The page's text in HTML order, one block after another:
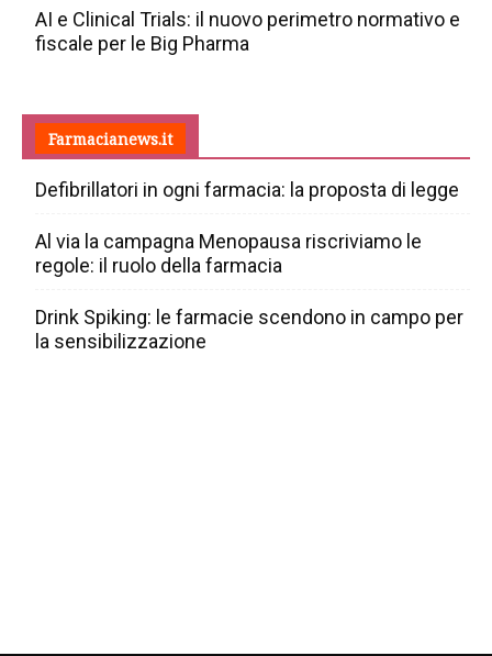
AI e Clinical Trials: il nuovo perimetro normativo e
fiscale per le Big Pharma
Farmacianews.it
Defibrillatori in ogni farmacia: la proposta di legge
Al via la campagna Menopausa riscriviamo le
regole: il ruolo della farmacia
Drink Spiking: le farmacie scendono in campo per
la sensibilizzazione